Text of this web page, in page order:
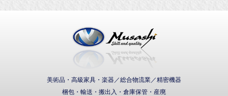
美術品・高級家具・楽器／総合物流業／精密機器
梱包・輸送・搬出入・倉庫保管・産廃